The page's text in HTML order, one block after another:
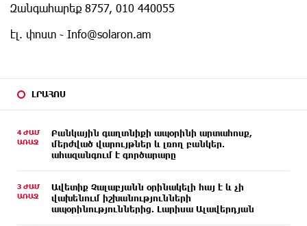
ԼՐԱՀՈՍ
4 ԺԱՄ
ԱՌԱՋ
Բանկային գաղտնիքի ապօրինի արտահոսք,
մերժված վարույթներ և լռող բանկեր.
ահազանգում է գործարարը
3 ԺԱՄ
ԱՌԱՋ
Ավետիք Չալաբյանն օրինակելի հայ է և չի
վախենում իշխանությունների
ապօրինություններից. Լարիսա Ալավերդյան
Զանգահարեք 8757, 010 440055
էլ. փոստ ֊ Info@solaron.am